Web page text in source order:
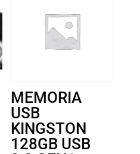
MEMORIA
USB
KINGSTON
128GB USB